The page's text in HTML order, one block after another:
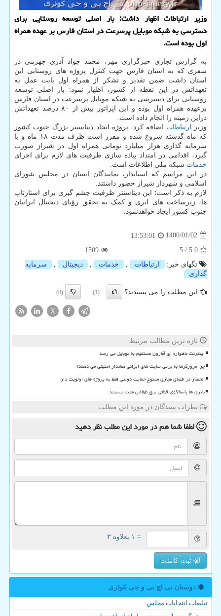
وزیر ارتباطات اظهار داشت: بار اصلی توسعه روستایی برای
دسترسی به شبکه موبایل پرسرعت در استان فارس بر عهده همراه
اول بوده است.
به گزارش تجاری خبرگزاری مهر، محمد جواد آذری جهرمی در
سفری که به استان فارس جهت کنترل پروژه های روستایی این
استان داشت ضمن تقدیر و تشکر از همراه اول بابت عمل به
تعهداتش در این نقطه از کشور، اظهار نمود: بار اصلی توسعه
روستایی برای دسترسی به شبکه موبایل پرسرعت در استان فارس
برعهده همراه اول بوده و این اپراتور بیش از ۸۰ درصد تعهداتش
دراین زمینه را انجام داده است.
وزیر
ارتباطات اضافه کرد: پروژه ایجاد دیتاسنتر بزرگ جنوب کشور
که ماه گذشته شروع شده و مقرر است ظرف مدت ۱۸ ماه و با
سرمایه گذاری هزار میلیارد تومانی همراه اول در شیراز صورت
گیرد، اقدامی در امتداد پیاده سازی ظرفیت های لازم برای اجرای
خدمات شبکه ملی اطلاعات است.
در این مراسم که استاندار، نمایندگان استان در مجلس شورای
اسلامی و شهردار شیراز حضور داشتند.
لازم به ذکر است؛ این دیتاسنتر ظرفیت چشم گیری برای استارتاپ
ها، زیرساخت های ابری و کمک به تحقق رؤیای دیجیتال ایرانیان
جنوب کشور ایجاد خواهدنمود.
1400/01/02
13:53:01
5.0
/
5
1509
تگهای خبر:
ارتباطات , خدمات , دیجیتال ,
سرمایه
گذاری
این مطلب را می پسندید؟ (1)
(0)
X
تازه ترین مطالب مرتبط
اینترنت ماهواره ای آمازون مستقیم به موبایل می رسد
چرا مرورگرها به برخی سایت های ایرانی هشدار امنیتی می دهند؟
انحصار در فضای مجازی ممنوع حمایت دولتی فقط به پروژه های اولویت دار
باتری ها پاسخگوی قطعی برق طولانی مدت نیستند
نظرات بینندگان در مورد این مطلب
لطفا شما همدر مورد این مطلبنظر دهید
= ۱ بعلاوه ۳
ثبت کامنت
دوستان پی اچ پی و جی كوئری
تبلیغات انتخابات مجلس